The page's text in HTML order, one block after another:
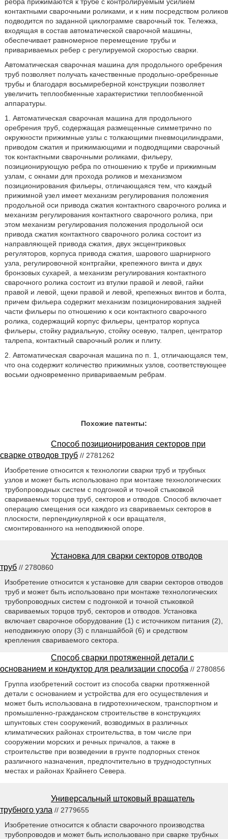
контактными сварочными роликами, и к ним посредством роликов
подводится по заданной циклограмме сварочный ток. Тележка,
входящая в состав автоматической сварочной машины,
обеспечивает равномерное перемещение трубы и
привариваемых ребер с регулируемой скоростью сварки.
Автоматическая сварочная машина для продольного оребрения
труб позволяет получать качественные продольно-оребренные
трубы и благодаря восьмиреберной конструкции позволяет
увеличить теплообменные характеристики теплообменной
аппаратуры.
1. Автоматическая сварочная машина для продольного
оребрения труб, содержащая размещенные симметрично по
окружности прижимные узлы с толкающими пневмоцилиндрами,
приводом сжатия и прижимающими и подводящими сварочный
ток контактными сварочными роликами, фильеру,
позиционирующую ребра по отношению к трубе и прижимным
узлам, с окнами для прохода роликов и механизмом
позиционирования фильеры, отличающаяся тем, что каждый
прижимной узел имеет механизм регулирования положения
продольной оси привода сжатия контактного сварочного ролика и
механизм регулирования контактного сварочного ролика, при
этом механизм регулирования положения продольной оси
привода сжатия контактного сварочного ролика состоит из
направляющей привода сжатия, двух эксцентриковых
регуляторов, корпуса привода сжатия, шарового шарнирного
узла, регулировочной контргайки, крепежного винта и двух
бронзовых сухарей, а механизм регулирования контактного
сварочного ролика состоит из втулки правой и левой, гайки
правой и левой, щеки правой и левой, крепежных винтов и болта,
причем фильера содержит механизм позиционирования задней
части фильеры по отношению к оси контактного сварочного
ролика, содержащий корпус фильеры, центратор корпуса
фильеры, стойку радиальную, стойку осевую, талреп, центратор
талрепа, контактный сварочный ролик и плиту.
2. Автоматическая сварочная машина по п. 1, отличающаяся тем,
что она содержит количество прижимных узлов, соответствующее
восьми одновременно привариваемым ребрам.
Похожие патенты:
Способ позиционирования секторов при
сварке отводов труб // 2781262
Изобретение относится к технологии сварки труб и трубных
узлов и может быть использовано при монтаже технологических
трубопроводных систем с подгонкой и точной стыковкой
свариваемых торцов труб, секторов и отводов. Способ включает
операцию смещения оси каждого из свариваемых секторов в
плоскости, перпендикулярной к оси вращателя,
смонтированного на неподвижной опоре.
Установка для сварки секторов отводов
труб // 2780860
Изобретение относится к установке для сварки секторов отводов
труб и может быть использовано при монтаже технологических
трубопроводных систем с подгонкой и точной стыковкой
свариваемых торцов труб, секторов и отводов. Установка
включает сварочное оборудование (1) с источником питания (2),
неподвижную опору (3) с планшайбой (6) и средством
крепления свариваемого сектора.
Способ сварки протяженной детали с
основанием и кондуктор для реализации способа // 2780856
Группа изобретений состоит из способа сварки протяженной
детали с основанием и устройства для его осуществления и
может быть использована в гидротехническом, транспортном и
промышленно-гражданском строительстве в конструкциях
шпунтовых стен сооружений, возводимых в различных
климатических районах строительства, в том числе при
сооружении морских и речных причалов, а также в
строительстве при возведении в грунте подпорных стенок
различного назначения, предпочтительно в труднодоступных
местах и районах Крайнего Севера.
Универсальный штоковый вращатель
трубного узла // 2779655
Изобретение относится к области сварочного производства
трубопроводов и может быть использовано при сварке трубных